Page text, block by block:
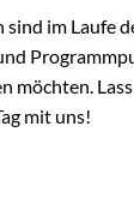
im Laufe
möchten.
mit uns!